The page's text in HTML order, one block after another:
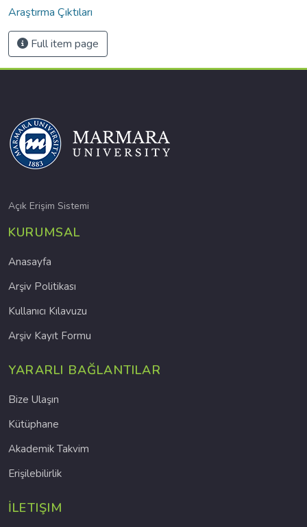
Araştırma Çıktıları
Full item page
Açık Erişim Sistemi
KURUMSAL
Anasayfa
Arşiv Politikası
Kullanıcı Kılavuzu
Arşiv Kayıt Formu
YARARLI BAĞLANTILAR
Bize Ulaşın
Kütüphane
Akademik Takvim
Erişilebilirlik
İLETIŞIM